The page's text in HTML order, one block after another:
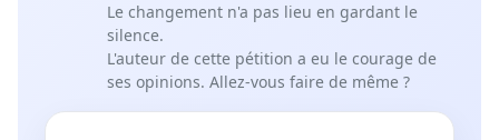
Le changement n'a pas lieu en gardant le
silence.
L'auteur de cette pétition a eu le courage de
ses opinions. Allez-vous faire de même ?